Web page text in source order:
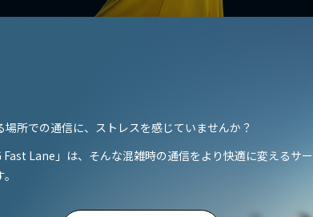
場所での​通信に、​ストレスを​感じていませんか？​
Fast Lane」は、そんな混雑時の通信をより快適に変えるサー